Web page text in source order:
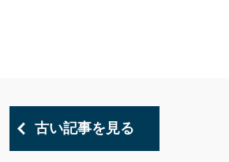
古い記事を見る